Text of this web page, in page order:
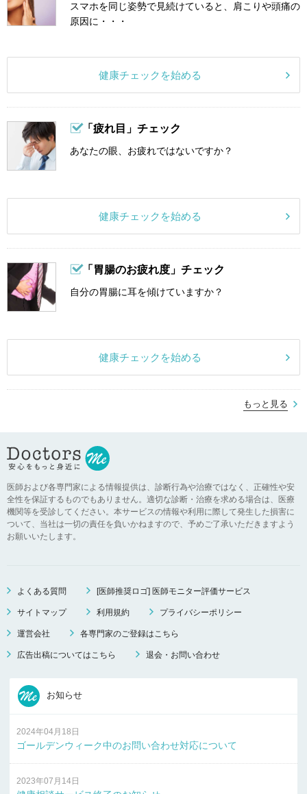
スマホを同じ姿勢で見続けていると、肩こりや頭痛の
原因に・・・
健康チェックを始める
「疲れ目」チェック
あなたの眼、お疲れではないですか？
健康チェックを始める
「胃腸のお疲れ度」チェック
自分の胃腸に耳を傾けていますか？
健康チェックを始める
もっと見る
医師および各専門家による情報提供は、診断行為や治療ではなく、正確性や安
全性を保証するものでもありません。適切な診断・治療を求める場合は、医療
機関等を受診してください。本サービスの情報や利用に際して発生した損害に
ついて、当社は一切の責任を負いかねますので、予めご了承いただきますよう
お願いいたします。
よくある質問 [医師推奨ロゴ] 医師モニター評価サービス
サイトマップ 利用規約 プライバシーポリシー
運営会社 各専門家のご登録はこちら
広告出稿についてはこちら 退会・お問い合わせ
お知らせ
2024年04月18日
ゴールデンウィーク中のお問い合わせ対応について
2023年07月14日